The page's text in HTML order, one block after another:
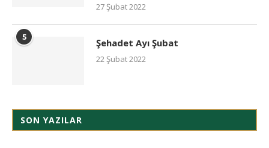
27 Şubat 2022
5 Şehadet Ayı Şubat
22 Şubat 2022
SON YAZILAR